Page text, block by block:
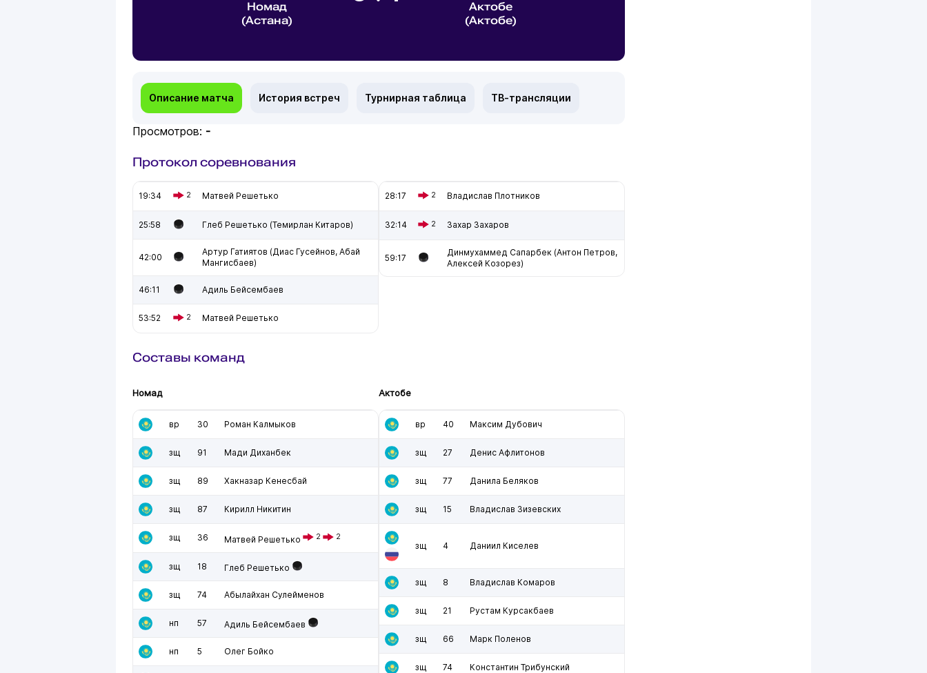
Номад
(Астана)
Актобе
(Актобе)
Описание матча История встреч Турнирная таблица ТВ-трансляции
Просмотров: -
Протокол соревнования
19:34 2 Матвей Решетько
25:58 Глеб Решетько (Темирлан Китаров)
42:00
Артур Гатиятов (Диас Гусейнов, Абай
Мангисбаев)
46:11 Адиль Бейсембаев
53:52 2 Матвей Решетько
28:17 2 Владислав Плотников
32:14 2 Захар Захаров
59:17
Динмухаммед Сапарбек (Антон Петров,
Алексей Козорез)
Составы команд
Номад
вр 30 Роман Калмыков
зщ 91 Мади Диханбек
зщ 89 Хакназар Кенесбай
зщ 87 Кирилл Никитин
зщ 36 Матвей Решетько 2 2
зщ 18 Глеб Решетько
зщ 74 Абылайхан Сулейменов
нп 57 Адиль Бейсембаев
нп 5 Олег Бойко
Актобе
вр 40 Максим Дубович
зщ 27 Денис Афлитонов
зщ 77 Данила Беляков
зщ 15 Владислав Зизевских
зщ 4 Даниил Киселев
зщ 8 Владислав Комаров
зщ 21 Рустам Курсакбаев
зщ 66 Марк Поленов
зщ 74 Константин Трибунский